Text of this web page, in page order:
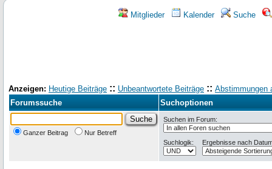
Mitglieder Kalender Suche
Anzeigen: Heutige Beiträge :: Unbeantwortete Beiträge :: Abstimmungen
Forumssuche
Suchoptionen
Ganzer Beitrag Nur Betreff
Suchen im Forum:
Suchlogik: Ergebnisse nach